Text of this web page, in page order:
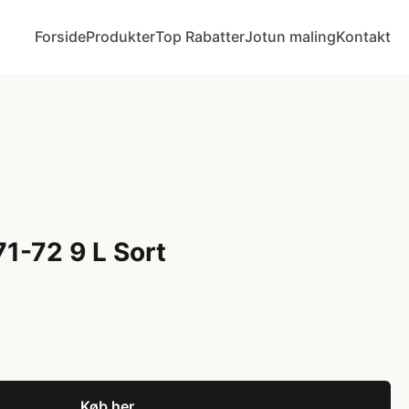
ForsideProdukterTop RabatterJotun malingKontakt
72 9 L Sort